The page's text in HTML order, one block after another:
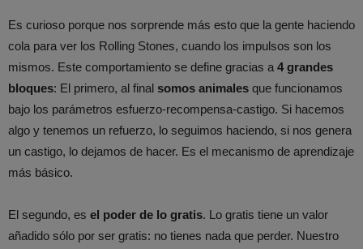
Es curioso porque nos sorprende más esto que la gente haciendo
cola para ver los Rolling Stones, cuando los impulsos son los
mismos. Este comportamiento se define gracias a 4 grandes
bloques: El primero, al final somos animales que funcionamos
bajo los parámetros esfuerzo-recompensa-castigo. Si hacemos
algo y tenemos un refuerzo, lo seguimos haciendo, si nos genera
un castigo, lo dejamos de hacer. Es el mecanismo de aprendizaje
más básico.
El segundo, es el poder de lo gratis. Lo gratis tiene un valor
añadido sólo por ser gratis: no tienes nada que perder. Nuestro